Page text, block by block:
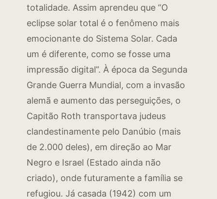
totalidade. Assim aprendeu que “O
eclipse solar total é o fenômeno mais
emocionante do Sistema Solar. Cada
um é diferente, como se fosse uma
impressão digital”. À época da Segunda
Grande Guerra Mundial, com a invasão
alemã e aumento das perseguições, o
Capitão Roth transportava judeus
clandestinamente pelo Danúbio (mais
de 2.000 deles), em direção ao Mar
Negro e Israel (Estado ainda não
criado), onde futuramente a família se
refugiou. Já casada (1942) com um